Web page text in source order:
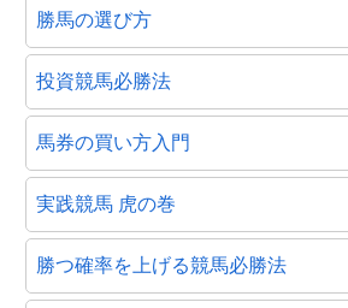
勝馬の選び方
投資競馬必勝法
馬券の買い方入門
実践競馬 虎の巻
勝つ確率を上げる競馬必勝法